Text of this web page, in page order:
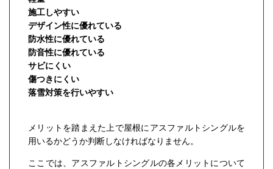
施工しやすい
デザイン性に優れている
防水性に優れている
防音性に優れている
サビにくい
傷つきにくい
落雪対策を行いやすい
メリットを踏まえた上で屋根にアスファルトシングルを
用いるかどうか判断しなければなりません。
ここでは、アスファルトシングルの各メリットについて